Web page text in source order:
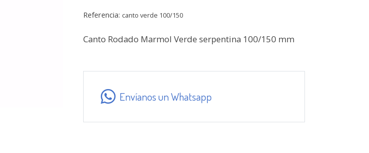
Referencia: canto verde 100/150
Canto Rodado Marmol Verde serpentina 100/150 mm
Envíanos un Whatsapp